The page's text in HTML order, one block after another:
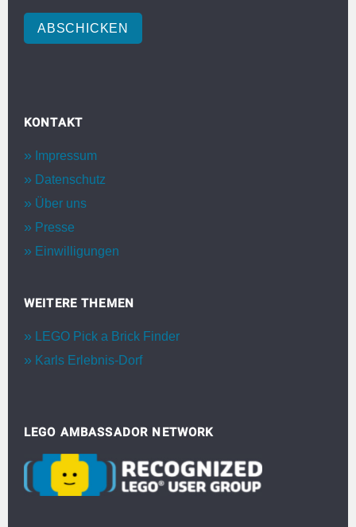
ABSCHICKEN
KONTAKT
Impressum
Datenschutz
Über uns
Presse
Einwilligungen
WEITERE THEMEN
LEGO Pick a Brick Finder
Karls Erlebnis-Dorf
LEGO AMBASSADOR NETWORK